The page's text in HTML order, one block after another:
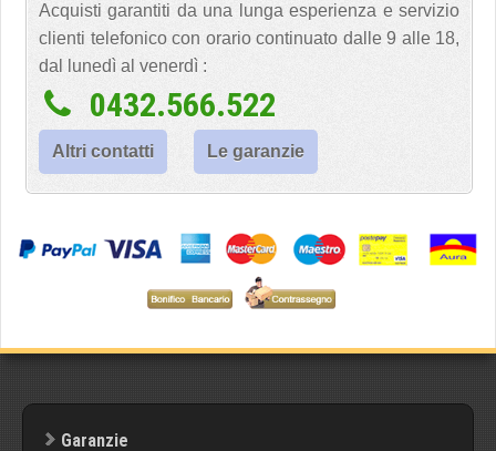
Acquisti garantiti da una lunga esperienza e servizio
clienti telefonico con orario continuato dalle 9 alle 18,
dal lunedì al venerdì :
0432.566.522
Altri contatti Le garanzie
Garanzie